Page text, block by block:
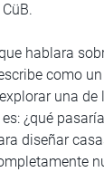
hablara
como
una de
¿qué
diseñar